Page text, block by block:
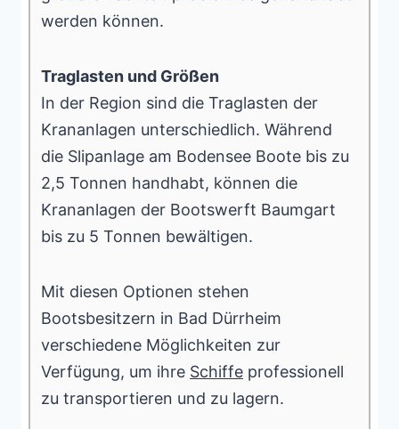
werden können.
Traglasten und Größen
In der Region sind die Traglasten der
Krananlagen unterschiedlich. Während
die Slipanlage am Bodensee Boote bis zu
2,5 Tonnen handhabt, können die
Krananlagen der Bootswerft Baumgart
bis zu 5 Tonnen bewältigen.
Mit diesen Optionen stehen
Bootsbesitzern in Bad Dürrheim
verschiedene Möglichkeiten zur
Verfügung, um ihre Schiffe professionell
zu transportieren und zu lagern.